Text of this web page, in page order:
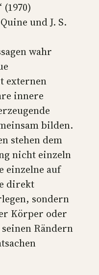
und J. S.
wahr
externen
innere
bilden.
stehen dem
nicht einzeln
einzelne auf
direkt
sondern
Körper oder
Rändern